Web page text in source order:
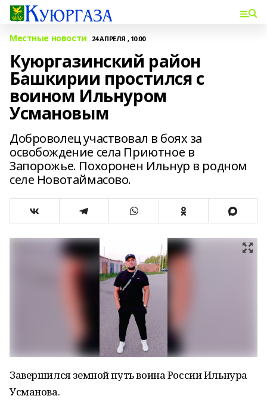
Местные новости 24 АПРЕЛЯ , 10:00
Куюргазинский район
Башкирии простился с
воином Ильнуром
Усмановым
Доброволец участвовал в боях за
освобождение села Приютное в
Запорожье. Похоронен Ильнур в родном
селе Новотаймасово.
Завершился земной путь воина России Ильнура
Усманова.